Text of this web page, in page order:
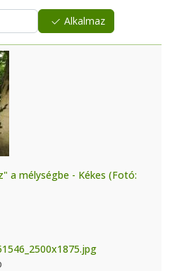
Alkalmaz
a mélységbe - Kékes (Fotó: